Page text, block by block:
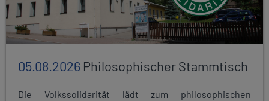
05.08.2026 Philosophischer Stammtisch
Die Volkssolidarität lädt zum philosophischen